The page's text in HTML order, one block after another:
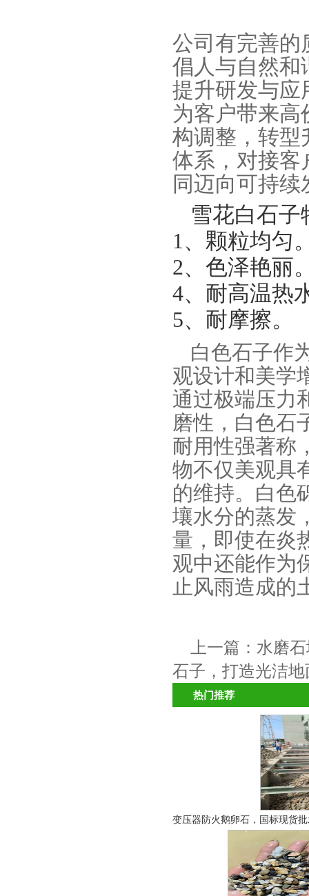
公司有完善的
倡人与自然和
提升研发与应
为客户带来
构调整，转型
体系，对接客
同迈向可持
雪花白石子
1、颗粒均匀
2、色泽艳丽
4、耐高温热
5、耐摩擦。
白色石子作
观设计和美学
通过极端压力
磨性，白色石
耐用性强著称
物不仅美观具
的维持。白色
壤水分的蒸发
量，即使在炎
观中还能作为
止风雨造成的
上一篇： 水磨
石子，打造光洁地
热门推荐
变压器防火鹅卵石，国标现货